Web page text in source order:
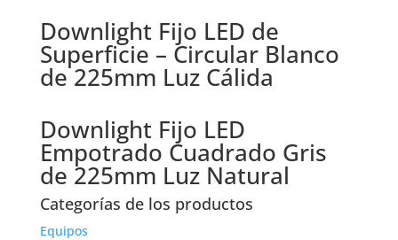
Downlight Fijo LED de
Superficie – Circular Blanco
de 225mm Luz Cálida
Downlight Fijo LED
Empotrado Cuadrado Gris
de 225mm Luz Natural
Categorías de los productos
Equipos